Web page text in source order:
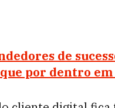
de
por dentro